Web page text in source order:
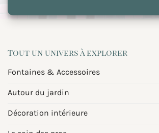
Tout un univers à explorer
Fontaines & Accessoires
Autour du jardin
Décoration intérieure